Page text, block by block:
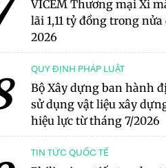
VICEM Thương mại Xi
lãi 1,11 tỷ đồng trong
2026
QUY ĐỊNH PHÁP LUẬT
Bộ Xây dựng ban hành
sử dụng vật liệu xây
hiệu lực từ tháng 7/2026
TIN TỨC QUỐC TẾ